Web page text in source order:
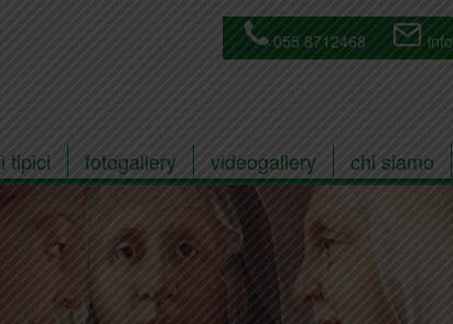
055 8712468 info
tipici fotogallery videogallery chi siamo